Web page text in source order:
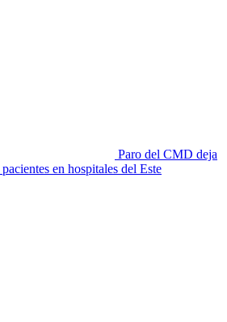
Paro del CMD deja
en hospitales del Este